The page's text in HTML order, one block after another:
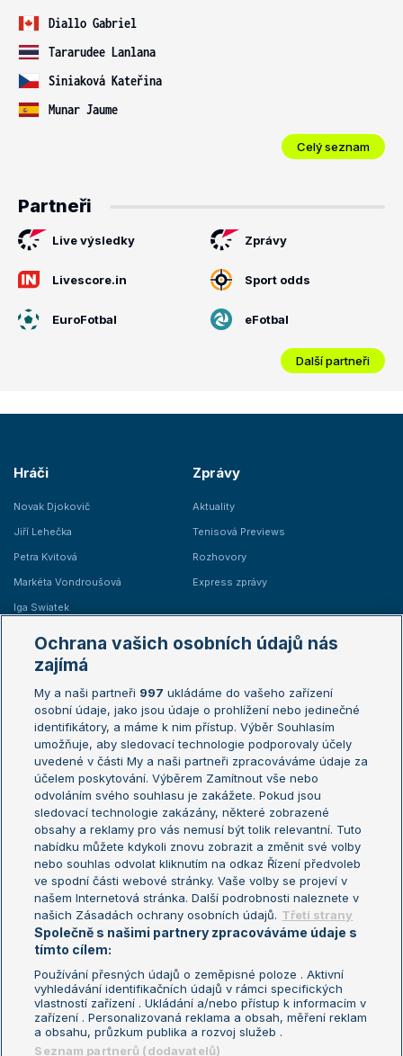
Diallo Gabriel
Tararudee Lanlana
Siniaková Kateřina
Munar Jaume
Celý seznam
Partneři
Live výsledky Zprávy
Livescore.in Sport odds
EuroFotbal eFotbal
Další partneři
Hráči
Novak Djokovič
Jiří Lehečka
Petra Kvitová
Markéta Vondroušová
Iga Swiatek
Zprávy
Aktuality
Tenisová Previews
Rozhovory
Express zprávy
Žebříčky
Žebříček ATP (muži)
Žebříček WTA (ženy)
Sázkařský žebříček
Australian Open
French Open
Wimbledon
US Open
Turnaj mistrů
Turnaj mistryň
Aktualní trendy
Fotbalové přestupy
Livesport Daily
LS Prague Open
Podmínky užití
Nastavení soukromí
GDPR a žurnalistika
Reklama
Kontakt
Informace o zpracování osobních
údajů
Ochrana vašich osobních údajů nás
zajímá
My a naši partneři 997 ukládáme do vašeho zařízení
osobní údaje, jako jsou údaje o prohlížení nebo jedinečné
identifikátory, a máme k nim přístup. Výběr Souhlasím
umožňuje, aby sledovací technologie podporovaly účely
uvedené v části My a naši partneři zpracováváme údaje za
účelem poskytování. Výběrem Zamítnout vše nebo
odvoláním svého souhlasu je zakážete. Pokud jsou
sledovací technologie zakázány, některé zobrazené
obsahy a reklamy pro vás nemusí být tolik relevantní. Tuto
nabídku můžete kdykoli znovu zobrazit a změnit své volby
nebo souhlas odvolat kliknutím na odkaz Řízení předvoleb
ve spodní části webové stránky. Vaše volby se projeví v
našem Internetová stránka. Další podrobnosti naleznete v
našich Zásadách ochrany osobních údajů. Třetí strany
Společně s našimi partnery zpracováváme údaje s
tímto cílem:
Používání přesných údajů o zeměpisné poloze . Aktivní
vyhledávání identifikačních údajů v rámci specifických
vlastností zařízení . Ukládání a/nebo přístup k informacím v
zařízení . Personalizovaná reklama a obsah, měření reklam
a obsahu, průzkum publika a rozvoj služeb .
Seznam partnerů (dodavatelů)